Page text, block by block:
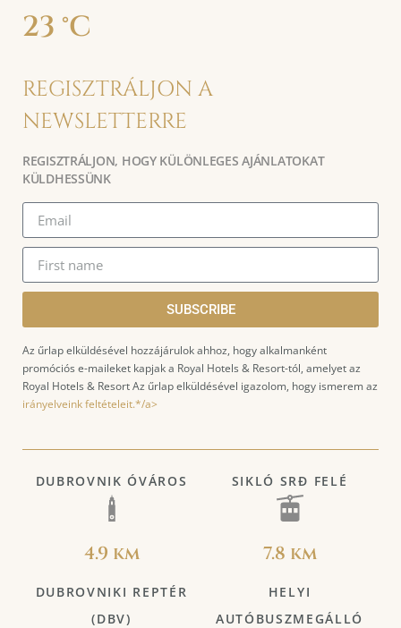
23 °C
REGISZTRÁLJON A
NEWSLETTERRE
REGISZTRÁLJON, HOGY KÜLÖNLEGES AJÁNLATOKAT
KÜLDHESSÜNK
SUBSCRIBE
Az űrlap elküldésével hozzájárulok ahhoz, hogy alkalmanként
promóciós e-maileket kapjak a Royal Hotels & Resort-tól, amelyet az
Royal Hotels & Resort Az űrlap elküldésével igazolom, hogy ismerem az
irányelveink feltételeit.*/a>
DUBROVNIK ÓVÁROS
4.9 km
SIKLÓ SRĐ FELÉ
7.8 km
DUBROVNIKI REPTÉR
(DBV)
HELYI
AUTÓBUSZMEGÁLLÓ